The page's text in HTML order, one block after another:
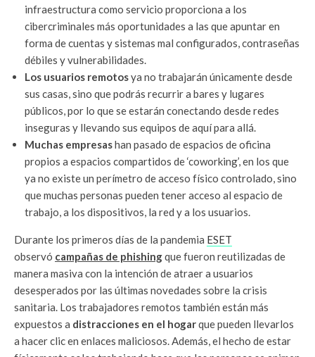
infraestructura como servicio proporciona a los
cibercriminales más oportunidades a las que apuntar en
forma de cuentas y sistemas mal configurados, contraseñas
débiles y vulnerabilidades.
Los usuarios remotosya no trabajarán únicamente desde
sus casas, sino que podrás recurrir a bares y lugares
públicos, por lo que se estarán conectando desde redes
inseguras y llevando sus equipos de aquí para allá.
Muchas empresashan pasado de espacios de oficina
propios a espacios compartidos de ‘coworking’, en los que
ya no existe un perímetro de acceso físico controlado, sino
que muchas personas pueden tener acceso al espacio de
trabajo, a los dispositivos, la red y a los usuarios.
Durante los primeros días de la pandemia ESET
observó campañas de phishingque fueron reutilizadas de
manera masiva con la intención de atraer a usuarios
desesperados por las últimas novedades sobre la crisis
sanitaria. Los trabajadores remotos también están más
expuestos a distracciones en el hogarque pueden llevarlos
a hacer clic en enlaces maliciosos. Además, el hecho de estar